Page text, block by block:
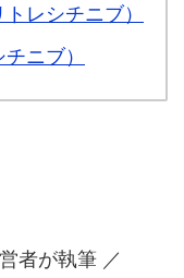
レシチニブ）
ニブ）
者が執筆 ／